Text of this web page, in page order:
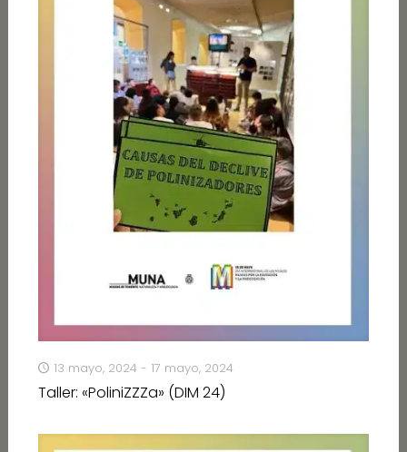
13 mayo, 2024 - 17 mayo, 2024
Taller: «PoliniZZZa» (DIM 24)